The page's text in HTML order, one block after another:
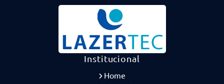
Institucional
Home